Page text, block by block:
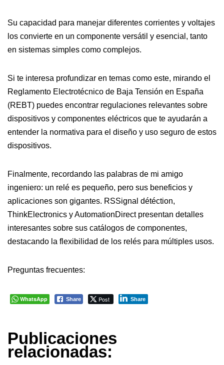
Su capacidad para manejar diferentes corrientes y voltajes
los convierte en un componente versátil y esencial, tanto
en sistemas simples como complejos.
Si te interesa profundizar en temas como este, mirando el
Reglamento Electrotécnico de Baja Tensión en España
(REBT) puedes encontrar regulaciones relevantes sobre
dispositivos y componentes eléctricos que te ayudarán a
entender la normativa para el diseño y uso seguro de estos
dispositivos.
Finalmente, recordando las palabras de mi amigo
ingeniero: un relé es pequeño, pero sus beneficios y
aplicaciones son gigantes. RSSignal détéction,
ThinkElectronics y AutomationDirect presentan detalles
interesantes sobre sus catálogos de componentes,
destacando la flexibilidad de los relés para múltiples usos.
Preguntas frecuentes:
WhatsApp Share Post Share
Publicaciones
relacionadas: